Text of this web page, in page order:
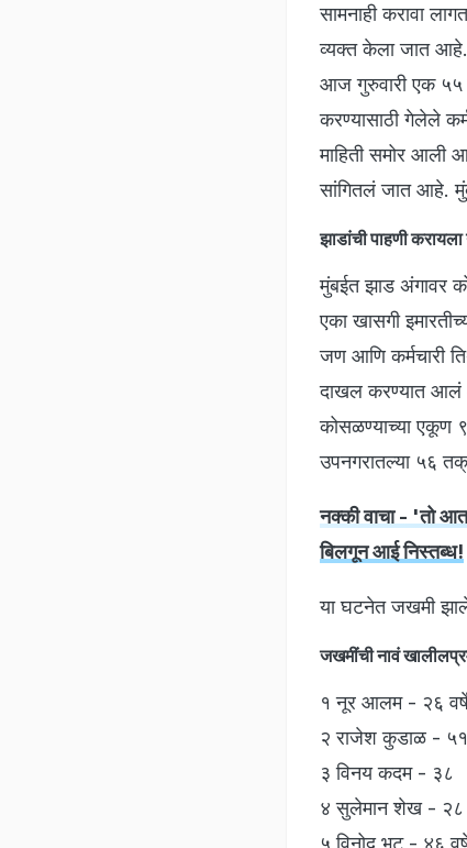
सामनाही करावा
व्यक्त केला जात आहे.
आज गुरुवारी एक ५५
करण्यासाठी गेलेले
माहिती समोर आली
सांगितलं जात आहे.
झाडांची पाहणी
मुंबईत झाड अंगावर
एका खासगी
जण आणि कर्मचारी
दाखल करण्यात आलं
कोसळण्याच्या एकूण
उपनगरातल्या ५६
नक्की वाचा - 'तो
बिलगून आई निस्तब्ध!
या घटनेत जखमी
जखमींची नावं
१ नूर आलम - २६
२ राजेश कुडाळ - ५१
३ विनय कदम - ३८
४ सुलेमान शेख - २८
५ विनोद भट - ४६